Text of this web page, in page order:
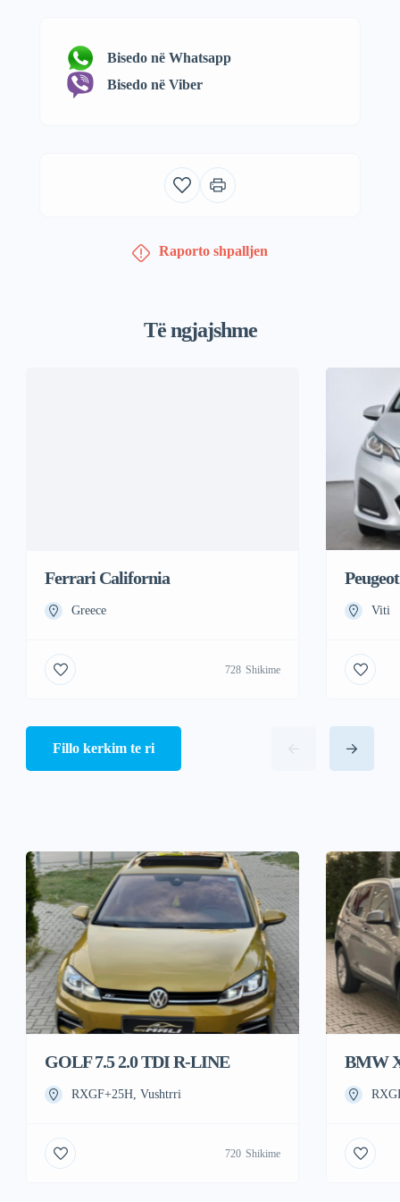
Bisedo në Whatsapp
Bisedo në Viber
Raporto shpalljen
Të ngjajshme
Ferrari California
Greece
728 Shikime
Viti
Fillo kerkim te ri
GOLF 7.5 2.0 TDI R-LINE
RXGF+25H, Vushtrri
720 Shikime
BMW